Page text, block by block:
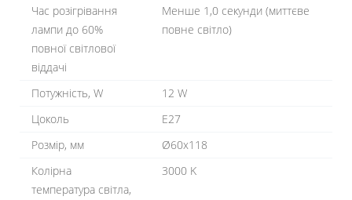
Час розігрівання
лампи до 60%
повної світлової
віддачі
Менше 1,0 секунди (миттєве
повне світло)
Потужність, W
12 W
Цоколь
E27
Розмір, мм
Ø60x118
Колірна
температура світла,
3000 K